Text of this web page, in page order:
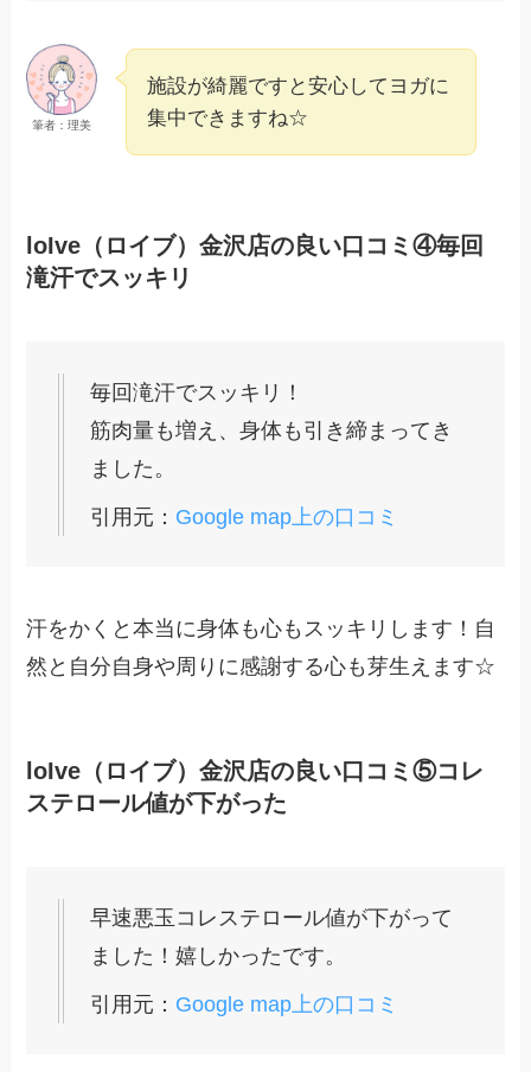
筆者：理美
施設が綺麗ですと安心してヨガに
集中できますね☆
loIve（ロイブ）金沢店の良い口コミ④毎回
滝汗でスッキリ
毎回滝汗でスッキリ！
筋肉量も増え、身体も引き締まってき
ました。
引用元： Google map上の口コミ
汗をかくと本当に身体も心もスッキリします！自
然と自分自身や周りに感謝する心も芽生えます☆
loIve（ロイブ）金沢店の良い口コミ⑤コレ
ステロール値が下がった
早速悪玉コレステロール値が下がって
ました！嬉しかったです。
引用元： Google map上の口コミ